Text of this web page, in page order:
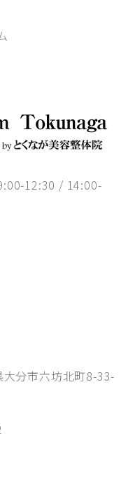
12:30 / 14:00-
分市六坊北町8-33-